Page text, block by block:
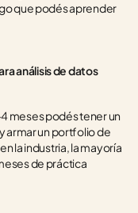
que podés aprender
análisis de datos
meses podés tener un
armar un portfolio de
la industria, la mayoría
de práctica